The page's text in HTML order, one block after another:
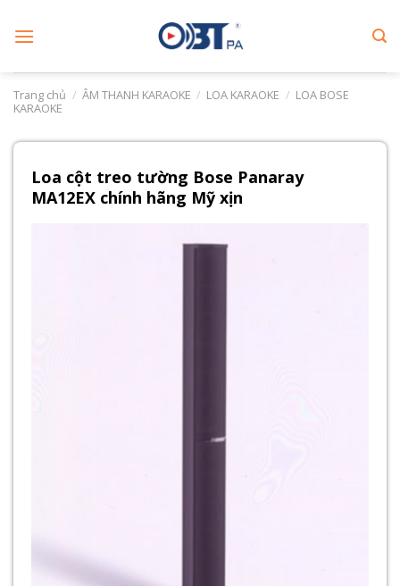
Trang chủ / ÂM THANH KARAOKE / LOA KARAOKE / LOA BOSE
KARAOKE
Loa cột treo tường Bose Panaray
MA12EX chính hãng Mỹ xịn